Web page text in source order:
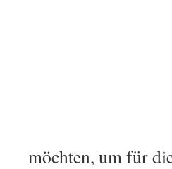
möchten, um für